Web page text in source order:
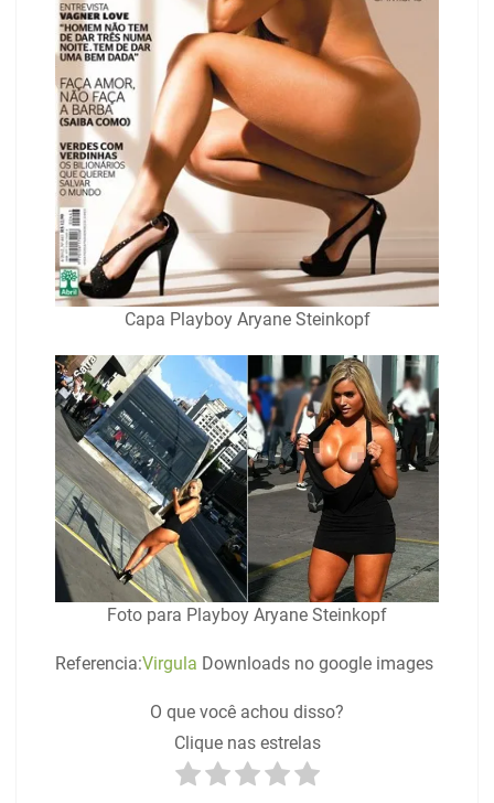
Capa Playboy Aryane Steinkopf
Foto para Playboy Aryane Steinkopf
Referencia:Virgula Downloads no google images
O que você achou disso?
Clique nas estrelas